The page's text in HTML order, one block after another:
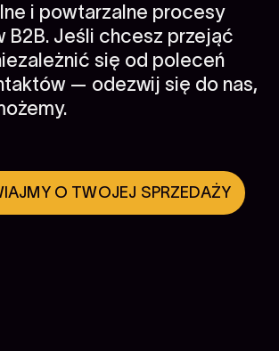
i powtarzalne procesy
B2B. Jeśli chcesz przejąć
się od poleceń
— odezwij się do nas,
O TWOJEJ SPRZEDAŻY
newslettera i otrzymuj
szkoleniowe oraz informacje